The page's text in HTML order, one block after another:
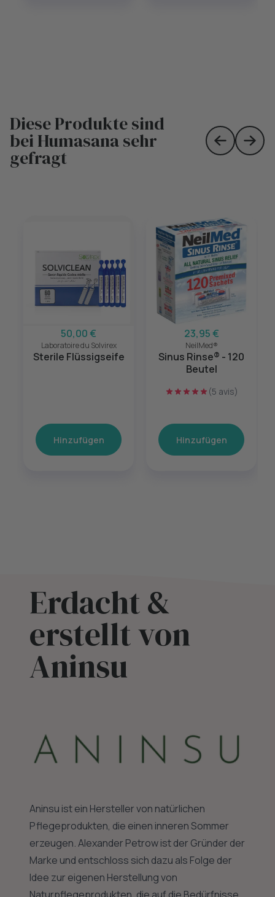
Diese Produkte sind
bei Humasana sehr
gefragt Skip toSkip
50,00 €
Laboratoire du Solvirex
Sterile Flüssigseife
Hinzufügen
23,95 €
NeilMed®
Sinus Rinse® - 120
Beutel
(5 avis)
Hinzufügen
Erdacht &
erstellt von
Aninsu
Aninsu ist ein Hersteller von natürlichen
Pflegeprodukten, die einen inneren Sommer
erzeugen. Alexander Petrow ist der Gründer der
Marke und entschloss sich dazu als Folge der
Idee zur eigenen Herstellung von